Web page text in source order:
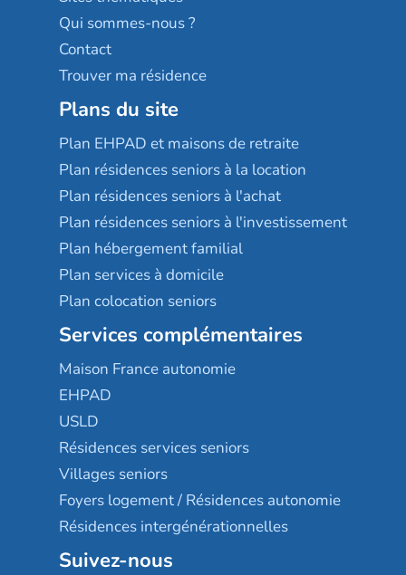
Qui sommes-nous ?
Contact
Trouver ma résidence
Plans du site
Plan EHPAD et maisons de retraite
Plan résidences seniors à la location
Plan résidences seniors à l'achat
Plan résidences seniors à l'investissement
Plan hébergement familial
Plan services à domicile
Plan colocation seniors
Services complémentaires
Maison France autonomie
EHPAD
USLD
Résidences services seniors
Villages seniors
Foyers logement / Résidences autonomie
Résidences intergénérationnelles
Suivez-nous